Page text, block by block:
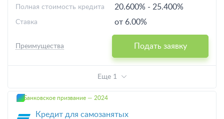
20.600% - 25.400%
Полная стоимость кредита
от 6.00%
Ставка
Подать заявку
Преимущества
Еще 1
Банковское призвание — 2024
Кредит для самозанятых